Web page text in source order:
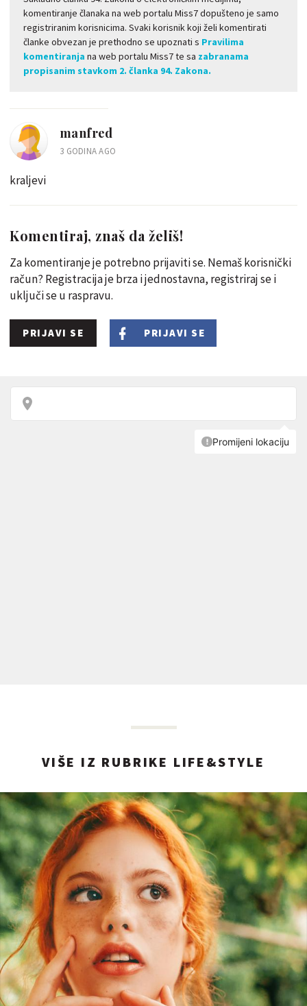
komentiranje članaka na web portalu Miss7 dopušteno je samo
registriranim korisnicima. Svaki korisnik koji želi komentirati
članke obvezan je prethodno se upoznati s Pravilima
komentiranja na web portalu Miss7 te sa zabranama
propisanim stavkom 2. članka 94. Zakona.
manfred
3 GODINA AGO
kraljevi
Komentiraj, znaš da želiš!
Za komentiranje je potrebno prijaviti se. Nemaš korisnički
račun? Registracija je brza i jednostavna, registriraj se i
uključi se u raspravu.
PRIJAVI SE PRIJAVI SE
VIŠE IZ RUBRIKE LIFE&STYLE